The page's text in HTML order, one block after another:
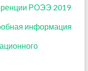
РОЭЭ 2019
информация